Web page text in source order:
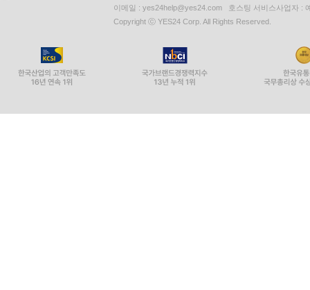
이메일 : yes24help@yes24.com 호스팅 서비스사업자 :
Copyright ⓒ YES24 Corp. All Rights Reserved.